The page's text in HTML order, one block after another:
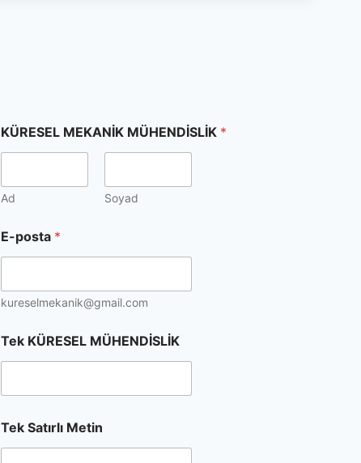
KÜRESEL MEKANİK MÜHENDİSLİK *
Ad Soyad
E-posta *
kureselmekanik@gmail.com
Tek KÜRESEL MÜHENDİSLİK
Tek Satırlı Metin